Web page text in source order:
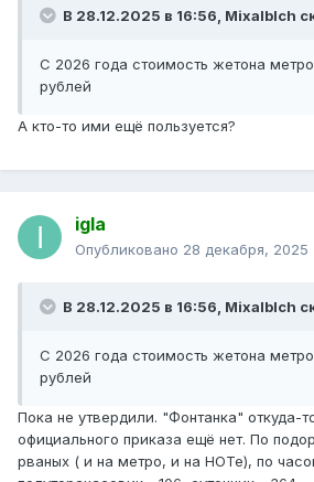
В 28.12.2025 в 16:56, Mixalblch
С 2026 года стоимость жетона
рублей
А кто-то ими ещё пользуется?
igla
Опубликовано 28 декабря, 2025
В 28.12.2025 в 16:56, Mixalblch
С 2026 года стоимость жетона
рублей
Пока не утвердили. "Фонтанка" откуда-
официального приказа ещё нет. По
рваных ( и на метро, и на НОТе), по